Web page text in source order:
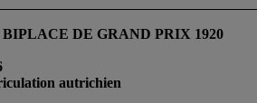
DE GRAND PRIX 1920
autrichien